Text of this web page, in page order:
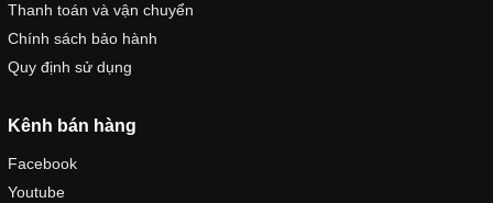
Thanh toán và vận chuyển
Chính sách bảo hành
Quy định sử dụng
Kênh bán hàng
Facebook
Youtube